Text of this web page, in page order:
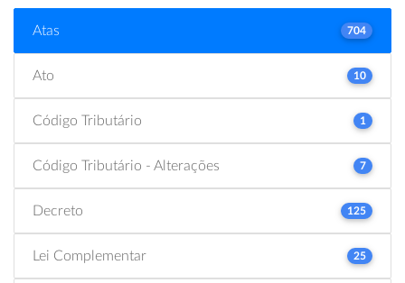
Atas 704
Ato 10
Código Tributário 1
Código Tributário - Alterações 7
Decreto 125
Lei Complementar 25